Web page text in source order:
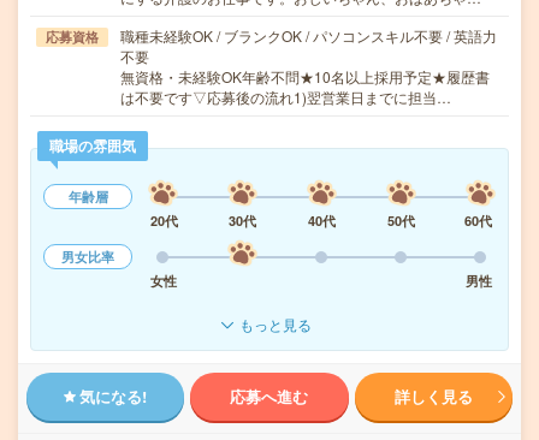
応募資格
職種未経験OK / ブランクOK / パソコンスキル不要 / 英語力
不要
無資格・未経験OK年齢不問★10名以上採用予定★履歴書
は不要です▽応募後の流れ1)翌営業日までに担当…
職場の雰囲気
年齢層
20代
30代 40代 50代
60代
男女比率
女性
男性
もっと見る
気になる! 応募へ進む 詳しく見る